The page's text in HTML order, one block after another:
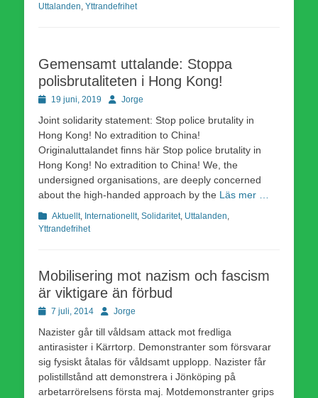
Uttalanden Yttrandefrihet
Gemensamt uttalande: Stoppa
polisbrutaliteten i Hong Kong!
Publicerad
19 juni, 2019 Författare
Jorge
Joint solidarity statement: Stop police brutality in
Hong Kong! No extradition to China!
Originaluttalandet finns här Stop police brutality in
Hong Kong! No extradition to China! We, the
undersigned organisations, are deeply concerned
about the high-handed approach by the Läs mer …
Kategorier
Aktuellt, Internationellt, Solidaritet, Uttalanden
Yttrandefrihet
Mobilisering mot nazism och fascism
är viktigare än förbud
Publicerad
7 juli, 2014 Författare
Jorge
Nazister går till våldsam attack mot fredliga
antirasister i Kärrtorp. Demonstranter som försvarar
sig fysiskt åtalas för våldsamt upplopp. Nazister får
polistillstånd att demonstrera i Jönköping på
arbetarrörelsens första maj. Motdemonstranter grips